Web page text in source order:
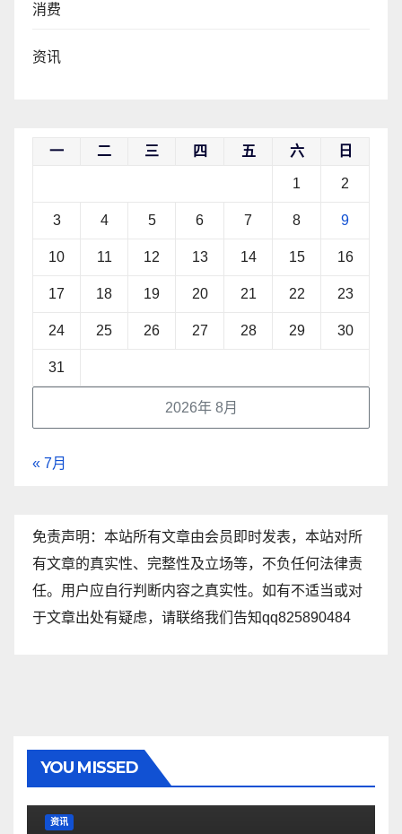
消费
资讯
2026年 8月
一 二 三 四 五 六 日
1 2
3 4 5 6 7 8 9
10 11 12 13 14 15 16
17 18 19 20 21 22 23
24 25 26 27 28 29 30
31
« 7月
免责声明：本站所有文章由会员即时发表，本站对所
有文章的真实性、完整性及立场等，不负任何法律责
任。用户应自行判断内容之真实性。如有不适当或对
于文章出处有疑虑，请联络我们告知qq825890484
YOU MISSED
资讯